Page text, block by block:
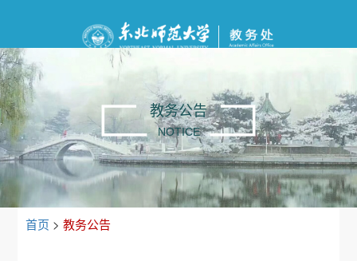
教务公告
NOTICE
首页 > 教务公告